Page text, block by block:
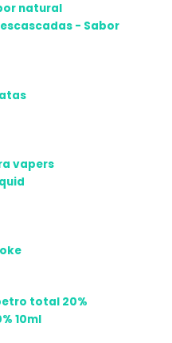
- Sabor
10ml